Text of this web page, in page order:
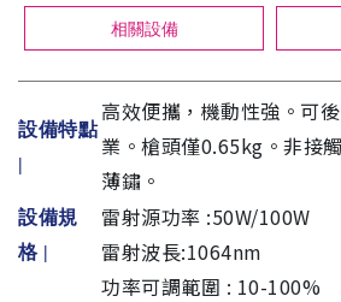
相關設備
設備特點
|
高效便攜，機動性強。可
業。槍頭僅0.65kg。非接
薄鏽。
設備規
格 |
雷射源功率 :50W/100W
雷射波長:1064nm
功率可調範圍 : 10-100%